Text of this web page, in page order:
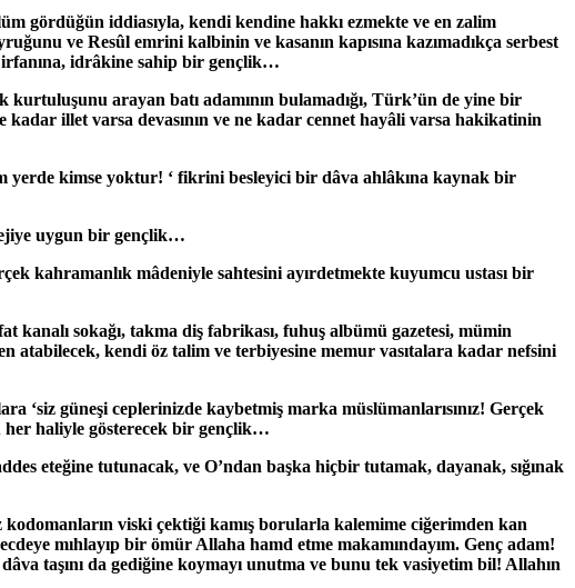
gördüğün iddiasıyla, kendi kendine hakkı ezmekte ve en zalim
ve Resûl emrini kalbinin ve kasanın kapısına kazımadıkça serbest
irfanına, idrâkine sahip bir gençlik…
arayan batı adamının bulamadığı, Türk’ün de yine bir
kadar illet varsa devasının ve ne kadar cennet hayâli varsa hakikatinin
yerde kimse yoktur! ‘ fikrini besleyici bir dâva ahlâkına kaynak bir
uygun bir gençlik…
kahramanlık mâdeniyle sahtesini ayırdetmekte kuyumcu ustası bir
kanalı sokağı, takma diş fabrikası, fuhuş albümü gazetesi, mümin
atabilecek, kendi öz talim ve terbiyesine memur vasıtalara kadar nefsini
‘siz güneşi ceplerinizde kaybetmiş marka müslümanlarısınız! Gerçek
her haliyle gösterecek bir gençlik…
eteğine tutunacak, ve O’ndan başka hiçbir tutamak, dayanak, sığınak
viski çektiği kamış borularla kalemime ciğerimden kan
mıhlayıp bir ömür Allaha hamd etme makamındayım. Genç adam!
taşını da gediğine koymayı unutma ve bunu tek vasiyetim bil! Allahın